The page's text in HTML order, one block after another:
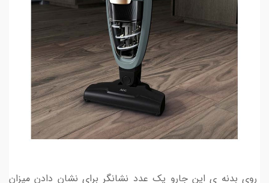
روی بدنه ی این جارو یک عدد نشانگر برای نشان دادن میزان